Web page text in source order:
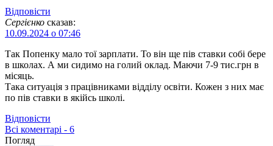
Відповіcти
Сергієнко сказав:
10.09.2024 о 07:46
Так Попенку мало тої зарплати. То він ще пів ставки собі бере
в школах. А ми сидимо на голий оклад. Маючи 7-9 тис.грн в
місяць.
Така ситуація з працівниками відділу освіти. Кожен з них має
по пів ставки в якійсь школі.
Відповіcти
Всі коментарі - 6
Погляд